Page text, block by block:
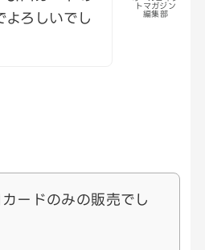
トマガジン
編集部
よろしいでし
ードのみの販売でし